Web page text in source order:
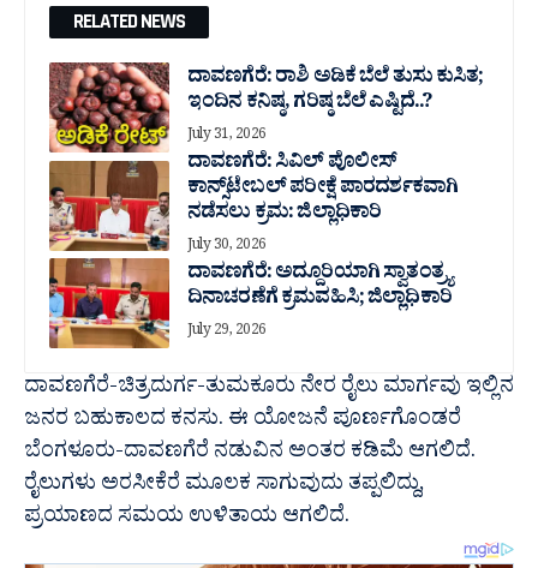
RELATED NEWS
ದಾವಣಗೆರೆ: ರಾಶಿ ಅಡಿಕೆ ಬೆಲೆ ತುಸು‌ ಕುಸಿತ;
ಇಂದಿನ ಕನಿಷ್ಠ, ಗರಿಷ್ಠ ಬೆಲೆ ಎಷ್ಟಿದೆ..?
July 31, 2026
ದಾವಣಗೆರೆ: ಸಿವಿಲ್ ಪೊಲೀಸ್
ಕಾನ್ಸ್‌ಟೇಬಲ್ ಪರೀಕ್ಷೆ ಪಾರದರ್ಶಕವಾಗಿ
ನಡೆಸಲು ಕ್ರಮ: ಜಿಲ್ಲಾಧಿಕಾರಿ
July 30, 2026
ದಾವಣಗೆರೆ: ಅದ್ದೂರಿಯಾಗಿ ಸ್ವಾತಂತ್ರ್ಯ
ದಿನಾಚರಣೆಗೆ ಕ್ರಮವಹಿಸಿ; ಜಿಲ್ಲಾಧಿಕಾರಿ
July 29, 2026
ದಾವಣಗೆರೆ-ಚಿತ್ರದುರ್ಗ-ತುಮಕೂರು ನೇರ ರೈಲು ಮಾರ್ಗವು ಇಲ್ಲಿನ
ಜನರ ಬಹುಕಾಲದ ಕನಸು. ಈ ಯೋಜನೆ ಪೂರ್ಣಗೊಂಡರೆ
ಬೆಂಗಳೂರು-ದಾವಣಗೆರೆ ನಡುವಿನ ಅಂತರ ಕಡಿಮೆ ಆಗಲಿದೆ.
ರೈಲುಗಳು ಅರಸೀಕೆರೆ ಮೂಲಕ ಸಾಗುವುದು ತಪ್ಪಲಿದ್ದು,
ಪ್ರಯಾಣದ ಸಮಯ ಉಳಿತಾಯ ಆಗಲಿದೆ.